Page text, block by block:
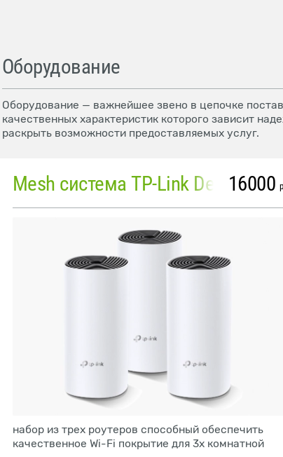
Оборудование
Оборудование — важнейшее звено в цепочке
качественных характеристик которого зависит
раскрыть возможности предоставляемых услуг.
Mesh система TP-Link Deco M4 (3 устройства)
16000
набор из трех роутеров способный обеспечить
качественное Wi-Fi покрытие для 3х комнатной